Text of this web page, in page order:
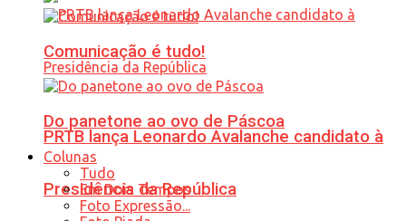
PRTB lança Leonardo Avalanche candidato à
Presidência da República
Comunicação é tudo!
Do panetone ao ovo de Páscoa
Colunas
Tudo
Em Dois Tempos
Foto Expressão...